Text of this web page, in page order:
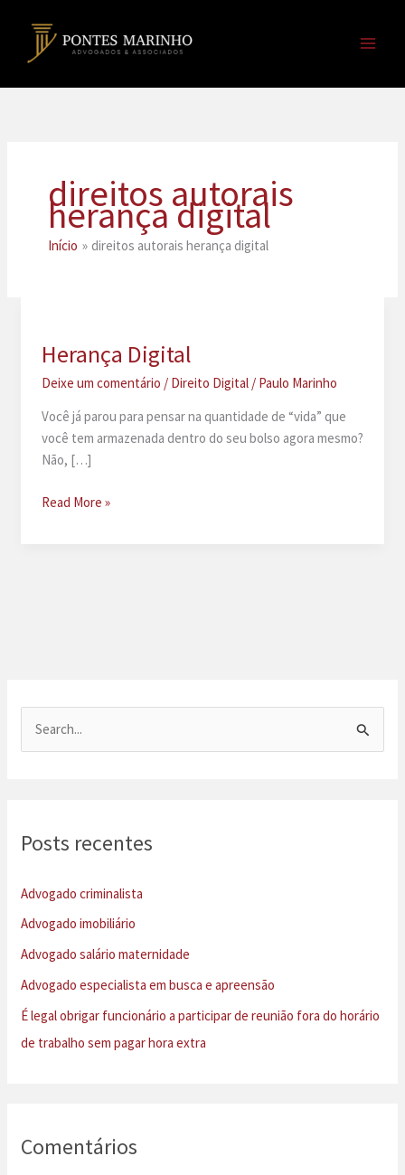
direitos autorais
herança digital
Início direitos autorais herança digital
Herança Digital
Deixe um comentário / Direito Digital/ Paulo Marinho
Você já parou para pensar na quantidade de “vida” que
você tem armazenada dentro do seu bolso agora mesmo?
Não, […]
Herança
Read More »
i
p
o
r
:
Posts recentes
Advogado criminalista
Advogado imobiliário
Advogado salário maternidade
Advogado especialista em busca e apreensão
É legal obrigar funcionário a participar de reunião fora do horário
de trabalho sem pagar hora extra
Comentários